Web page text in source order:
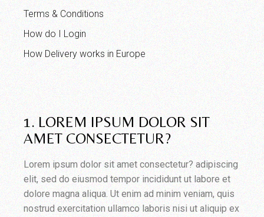
Terms & Conditions
How do I Login
How Delivery works in Europe
1. LOREM IPSUM DOLOR SIT
AMET CONSECTETUR?
Lorem ipsum dolor sit amet consectetur? adipiscing
elit, sed do eiusmod tempor incididunt ut labore et
dolore magna aliqua. Ut enim ad minim veniam, quis
nostrud exercitation ullamco laboris nisi ut aliquip ex